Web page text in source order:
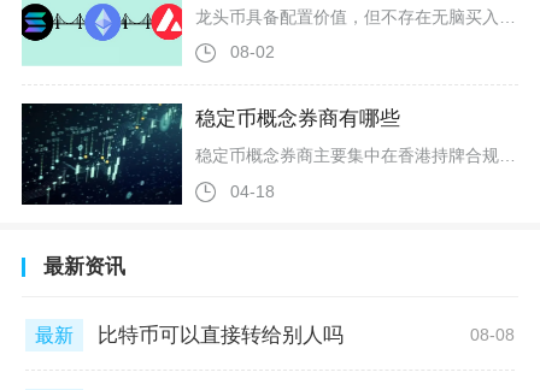
08-02
稳定币概念券商有哪些
稳定币概念券商主要集中在香港持牌合规阵营，核心标的包括国泰君安国际(01788.HK)、天风国际(天风证券子公司)、哈富证券(东方财富子公司)，以及中信证券、华泰证券、广发证券等头部券商的香港持牌子公司；Matrixport通过直连美国持牌券商提供稳定币直投美股服务，也成为连接稳定币与传统证券的重要通道。国泰君安国际是中资券商稳定币布局的标杆，2025年6月25日获香港证监会批准将证券交易牌照升级为虚拟资产交易服务牌照，成为首家可提供全方位虚拟资产服务的香港中资券商，客户可直
04-18
最新资讯
最新 比特币可以直接转给别人吗 08-08